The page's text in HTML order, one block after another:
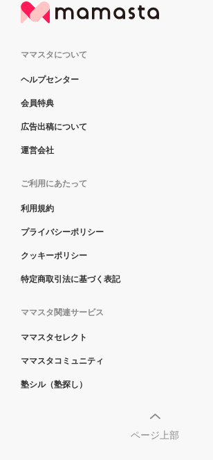
ママスタについて
ヘルプセンター
会員特典
広告出稿について
運営会社
ご利用にあたって
利用規約
プライバシーポリシー
クッキーポリシー
特定商取引法に基づく表記
ママスタ関連サービス
ママスタセレクト
ママスタコミュニティ
塾シル（塾探し）
ページ上部